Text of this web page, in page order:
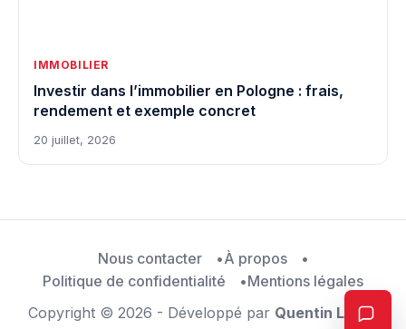
IMMOBILIER
Investir dans l’immobilier en Pologne : frais,
rendement et exemple concret
20 juillet, 2026
Nous contacter
À propos
Politique de confidentialité
Mentions légales
Copyright © 2026 - Développé par Quentin Leray